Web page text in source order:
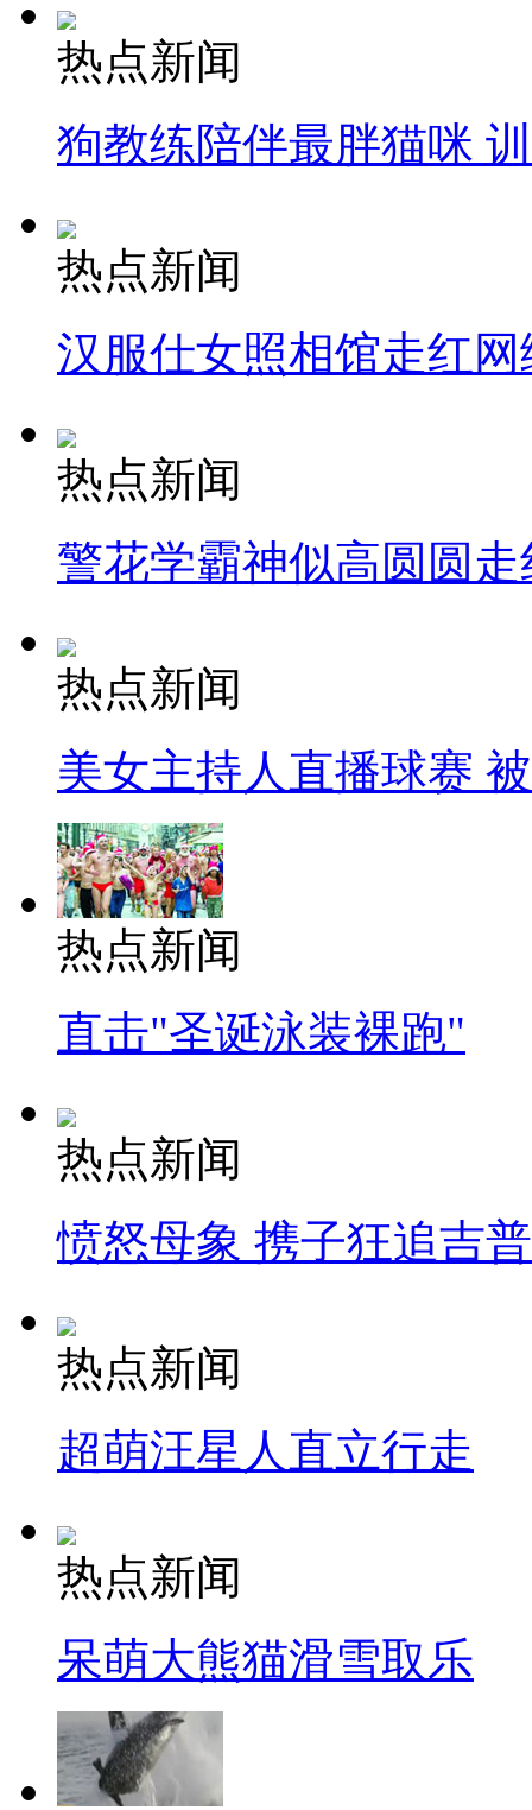
热点新闻
狗教练陪伴最胖猫咪
热点新闻
汉服仕女照相馆走红网
热点新闻
警花学霸神似高圆圆走
热点新闻
美女主持人直播球赛
热点新闻
直击"圣诞泳装裸跑"
热点新闻
愤怒母象 携子狂追吉
热点新闻
超萌汪星人直立行走
热点新闻
呆萌大熊猫滑雪取乐